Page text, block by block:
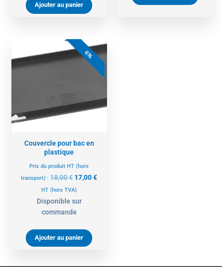
Ajouter au panier
6%
Couvercle pour bac en
plastique
Prix du produit HT (hors
transport) :18,00€
Le
prix
initial
17,00€
prix
actuel
est :
HT (hors TVA)
Disponible sur
commande
Ajouter au panier